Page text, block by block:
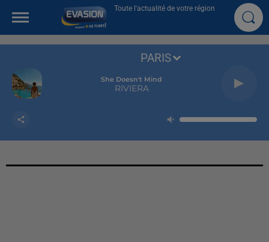
Toute l'actualité de votre région
She Doesn't Mind
RIVIERA
PARIS